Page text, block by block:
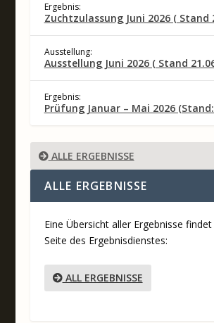
Ergebnis:
Zuchtzulassung Juni 2026 ( Stand
Ausstellung:
Ausstellung Juni 2026 ( Stand
Ergebnis:
Prüfung Januar – Mai 2026 (Stand:
ALLE ERGEBNISSE
ALLE ERGEBNISSE
Eine Übersicht aller Ergebnisse
Seite des Ergebnisdienstes:
ALL ERGEBNISSE